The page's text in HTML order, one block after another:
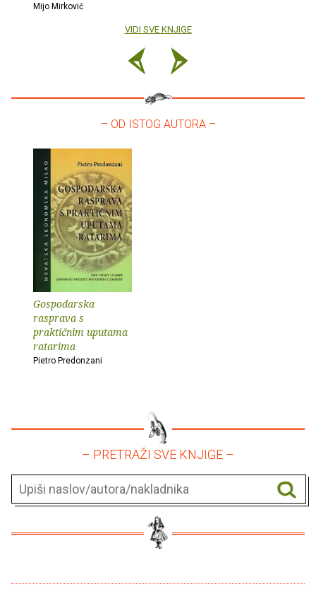
Mijo Mirković
VIDI SVE KNJIGE
– OD ISTOG AUTORA –
Gospodarska
rasprava s
praktičnim uputama
ratarima
Pietro Predonzani
– PRETRAŽI SVE KNJIGE –